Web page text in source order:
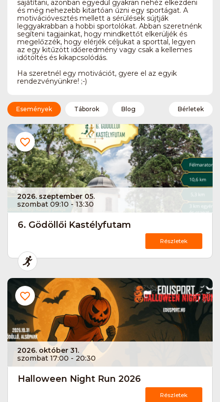
sajátítani, azonban egyedül gyakran nehéz elkezdeni
és még nehezebb kitartóan űzni egy sportágat. A
motivációvesztés mellett a sérülések sújtják
leggyakrabban a hobbi sportolókat. Abban szeretnénk
segíteni tagjainkat, hogy mindkettőt elkerüljék és
megelőzzék, hogy elérjék céljukat a sporttal, legyen
az egy kitűzött időeredmény vagy csak a kellemes
időtöltés és kikapcsolódás.
Ha szeretnél egy motivációt, gyere el az egyik
rendezvényünkre! ;-)
Bérletek
Események Táborok Blog
2026. szeptember 05.
szombat 09:10 - 13:30
6. Gödöllői Kastélyfutam
Részletek
2026. október 31.
szombat 17:00 - 20:30
Halloween Night Run 2026
Részletek